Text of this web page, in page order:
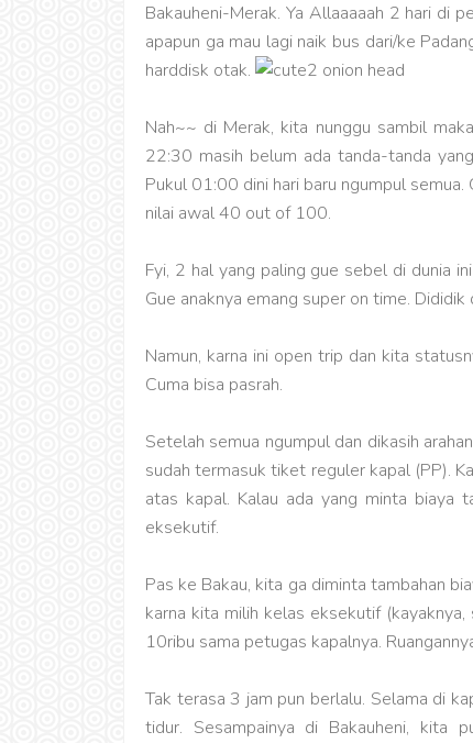
Bakauheni-Merak. Ya Allaaaaah 2 hari di
apapun ga mau lagi naik bus dari/ke
harddisk otak.
Nah~~ di Merak, kita nunggu sambil
22:30 masih belum ada tanda-tanda
Pukul 01:00 dini hari baru ngumpul
nilai awal 40 out of 100.
Fyi, 2 hal yang paling gue sebel di dunia
Gue anaknya emang super on time.
Namun, karna ini open trip dan kita
Cuma bisa pasrah.
Setelah semua ngumpul dan dikasih
sudah termasuk tiket reguler kapal (PP).
atas kapal. Kalau ada yang minta biaya
eksekutif.
Pas ke Bakau, kita ga diminta tambahan
karna kita milih kelas eksekutif
10ribu sama petugas kapalnya.
Tak terasa 3 jam pun berlalu. Selama di
tidur. Sesampainya di Bakauheni, kita